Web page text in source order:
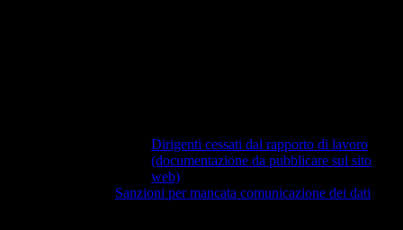
Dirigenti cessati dal rapporto di lavoro
(documentazione da pubblicare sul sito
web)
Sanzioni per mancata comunicazione dei dati